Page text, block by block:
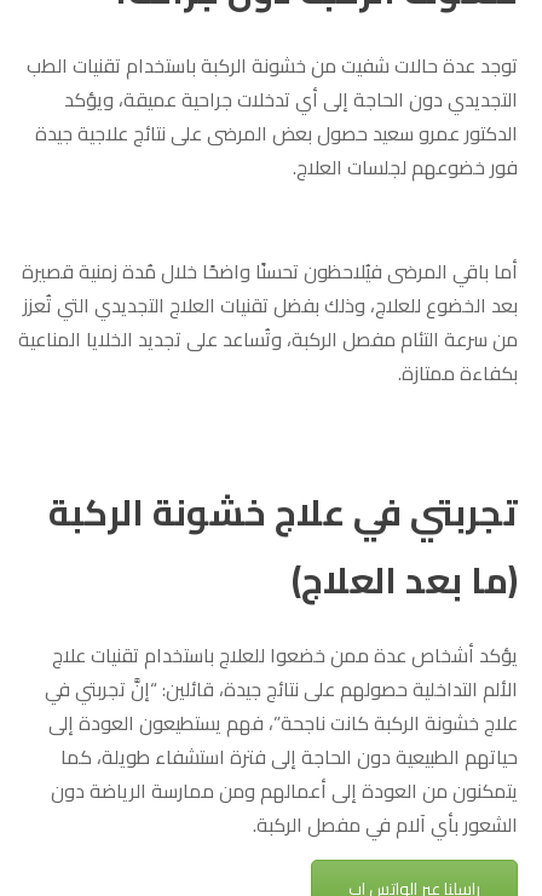
توجد عدة حالات شفيت من خشونة الركبة باستخدام تقنيات الطب
التجديدي دون الحاجة إلى أي تدخلات جراحية عميقة، ويؤكد
الدكتور عمرو سعيد حصول بعض المرضى على نتائج علاجية جيدة
فور خضوعهم لجلسات العلاج.
أما باقي المرضى فيُلاحظون تحسنًا واضحًا خلال مُدة زمنية قصيرة
بعد الخضوع للعلاج، وذلك بفضل تقنيات العلاج التجديدي التي تُعزز
من سرعة التئام مفصل الركبة، وتُساعد على تجديد الخلايا المناعية
بكفاءة ممتازة.
تجربتي في علاج خشونة الركبة
(ما بعد العلاج)
يؤكد أشخاص عدة ممن خضعوا للعلاج باستخدام تقنيات علاج
الألم التداخلية حصولهم على نتائج جيدة، قائلين: “إنَّ تجربتي في
علاج خشونة الركبة كانت ناجحة”، فهم يستطيعون العودة إلى
حياتهم الطبيعية دون الحاجة إلى فترة استشفاء طويلة، كما
يتمكنون من العودة إلى أعمالهم ومن ممارسة الرياضة دون
الشعور بأي آلام في مفصل الركبة.
راسلنا عبر الواتس اب